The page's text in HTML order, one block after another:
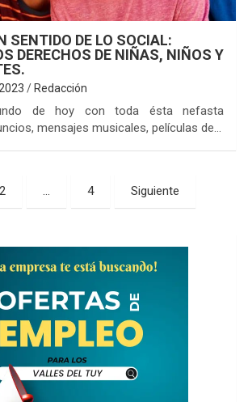
SENTIDO DE LO SOCIAL:
DERECHOS DE NIÑAS, NIÑOS Y
Redacción
de hoy con toda ésta nefasta
mensajes musicales, películas de…
2 … 4 Siguiente